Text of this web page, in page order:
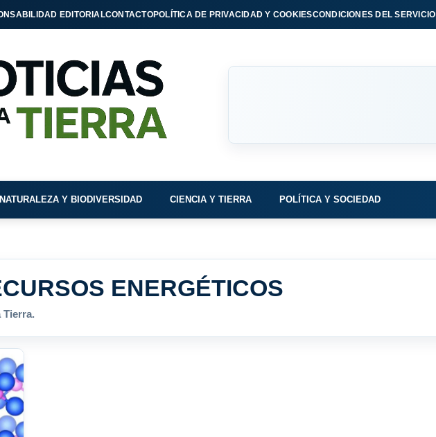
EDITORIALCONTACTOPOLÍTICA DE PRIVACIDAD Y COOKIESCONDICIONES DEL SERVICIO
NATURALEZA Y BIODIVERSIDAD CIENCIA Y TIERRA POLÍTICA Y SOCIEDAD
ENERGÉTICOS
Tierra.